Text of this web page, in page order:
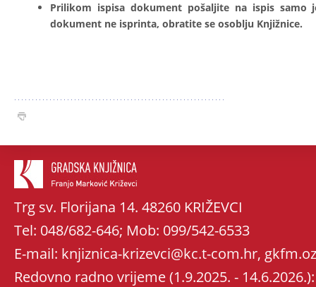
Prilikom ispisa dokument pošaljite na ispis
dokument ne isprinta, obratite se osoblju Knjižnice.
Trg sv. Florijana 14. 48260 KRIŽEVCI
Tel: 048/682-646; Mob: 099/542-6533
E-mail: knjiznica-krizevci@kc.t-com.hr,
Redovno radno vrijeme (1.9.2025. -